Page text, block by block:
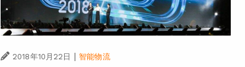
2018年10月22日 | 智能物流